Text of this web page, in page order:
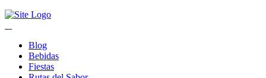
Blog
Bebidas
Fiestas